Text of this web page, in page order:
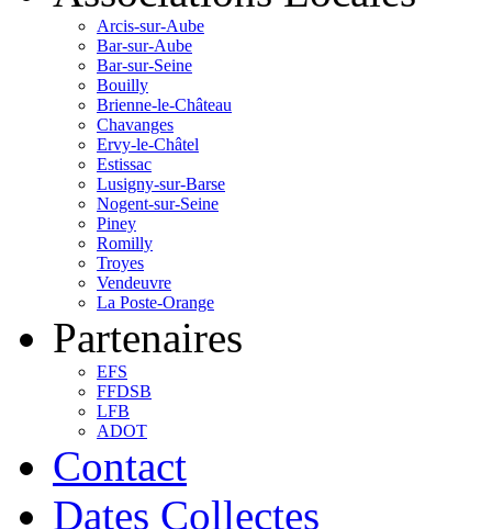
Arcis-sur-Aube
Bar-sur-Aube
Bar-sur-Seine
Bouilly
Brienne-le-Château
Chavanges
Ervy-le-Châtel
Estissac
Lusigny-sur-Barse
Nogent-sur-Seine
Piney
Romilly
Troyes
Vendeuvre
La Poste-Orange
Partenaires
EFS
FFDSB
LFB
ADOT
Contact
Dates Collectes